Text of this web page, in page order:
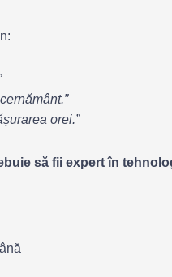
orei.”
să fii expert în